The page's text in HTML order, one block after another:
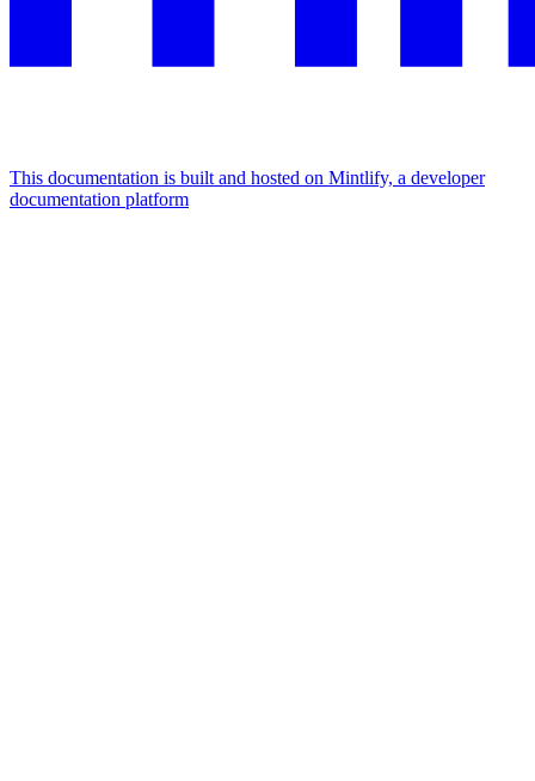
This documentation is built and hosted on Mintlify, a developer
documentation platform